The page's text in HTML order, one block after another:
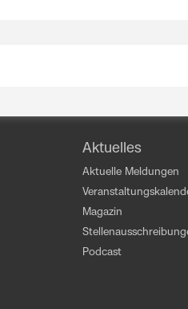
Aktuelles
Aktuelle Meldungen
Magazin
Podcast